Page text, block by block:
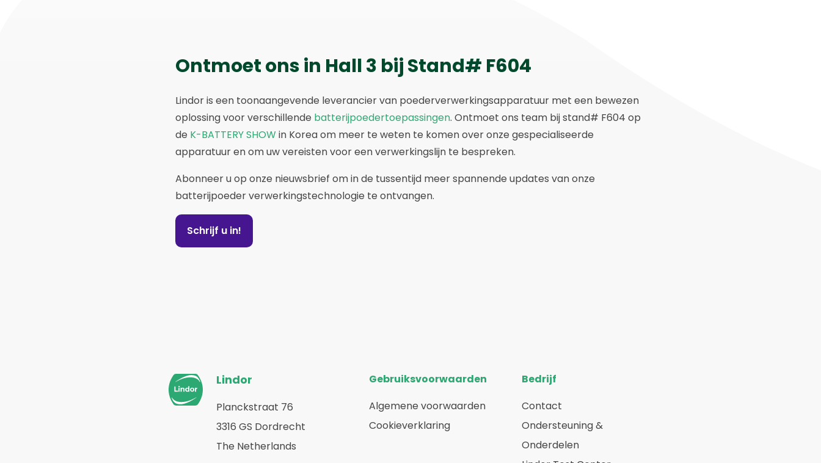
Ontmoet ons in Hall 3 bij Stand# F604
Lindor is een toonaangevende leverancier van poederverwerkingsapparatuur met een bewezen
oplossing voor verschillende batterijpoedertoepassingen. Ontmoet ons team bij stand# F604 op
de K-BATTERY SHOW in Korea om meer te weten te komen over onze gespecialiseerde
apparatuur en om uw vereisten voor een verwerkingslijn te bespreken.
Abonneer u op onze nieuwsbrief om in de tussentijd meer spannende updates van onze
batterijpoeder verwerkingstechnologie te ontvangen.
Schrijf u in!
Terug
naar
home
Lindor
Planckstraat 76
3316 GS Dordrecht
The Netherlands
Gebruiksvoorwaarden
Algemene voorwaarden
Cookieverklaring
Bedrijf
Contact
Ondersteuning &
Onderdelen